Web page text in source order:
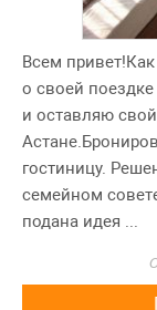
Всем
о своей
и оставляю
гостиницу.
семейном
подана идея ...